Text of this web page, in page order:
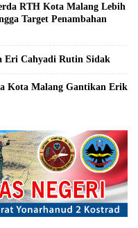
RTH Kota Malang Lebih
Target Penambahan
Eri Cahyadi Rutin Sidak
Kota Malang Gantikan Erik